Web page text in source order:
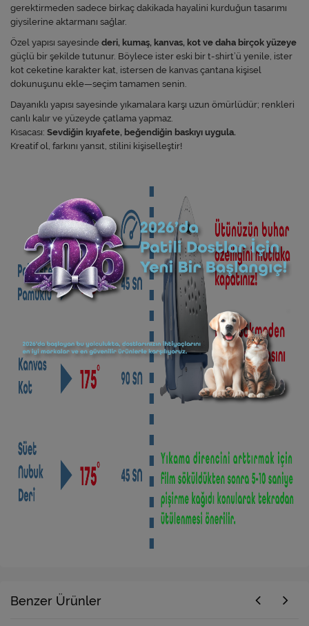
gerektirmeden sadece birkaç dakikada hayalini kurduğun tasarımı
giysilerine aktarmanı sağlar.
Özel yapısı sayesinde deri, kumaş, kanvas, kot ve daha birçok yüzeye
güçlü bir şekilde tutunur. Böylece ister eski bir t-shirt’ü yenile, ister
kot ceketine karakter kat, istersen de kanvas çantana kişisel
dokunuşunu ekle—seçim tamamen senin.
Dayanıklı yapısı sayesinde yıkamalara karşı uzun ömürlüdür; renkleri
canlı kalır ve yüzeyde çatlama yapmaz.
Kısacası: Sevdiğin kıyafete, beğendiğin baskıyı uygula.
Kreatif ol, farkını yansıt, stilini kişiselleştir!
Benzer Ürünler